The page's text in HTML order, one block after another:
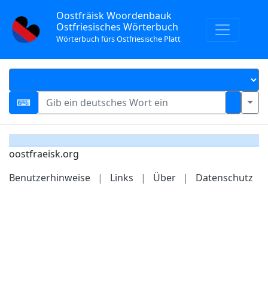
Oostfräisk Woordenbauk
Ostfriesisches Wörterbuch
Wörterbuch fürs Ostfriesische Platt
oostfraeisk.org
Benutzerhinweise
| Links | Über | Datenschutz